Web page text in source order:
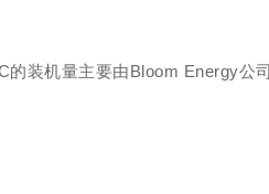
装机量主要由Bloom Energy公